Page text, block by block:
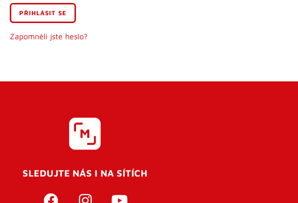
Zapomněli jste heslo?
Uživatelské jméno
SLEDUJTE NÁS I NA SÍTÍCH